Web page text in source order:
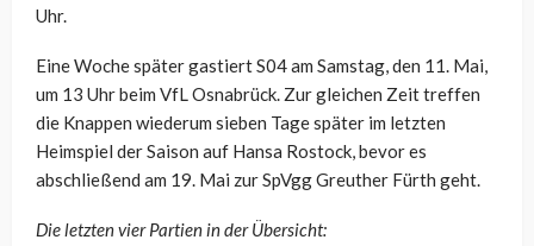
Uhr.
Eine Woche später gastiert S04 am Samstag, den 11. Mai,
um 13 Uhr beim VfL Osnabrück. Zur gleichen Zeit treffen
die Knappen wiederum sieben Tage später im letzten
Heimspiel der Saison auf Hansa Rostock, bevor es
abschließend am 19. Mai zur SpVgg Greuther Fürth geht.
Die letzten vier Partien in der Übersicht: